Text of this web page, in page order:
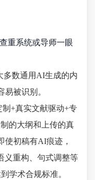
重系统或导师一眼
多数通用AI生成的内
被识别。
制+真实文献驱动+专
的大纲和上传的真
使初稿有AI痕迹，
义重构、句式调整等
学术合规标准。